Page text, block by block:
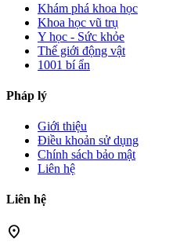
Khám phá khoa học
Khoa học vũ trụ
Y học - Sức khỏe
Thế giới động vật
1001 bí ẩn
Pháp lý
Giới thiệu
Điều khoản sử dụng
Chính sách bảo mật
Liên hệ
Liên hệ
location_on